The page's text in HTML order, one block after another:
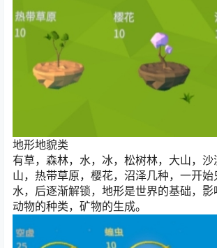
地形地貌类
有草，森林，水，冰，松树林，大山，沙
山，热带草原，樱花，沼泽几种，一开始
水，后逐渐解锁，地形是世界的基础，影
动物的种类，矿物的生成。